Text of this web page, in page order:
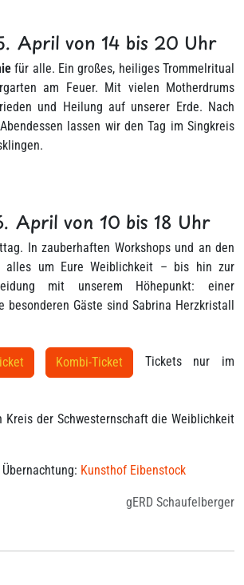
April von 14 bis 20 Uhr
für alle. Ein großes, heiliges Trommelritual
am Feuer. Mit vielen Motherdrums
und Heilung auf unserer Erde. Nach
lassen wir den Tag im Singkreis
April von 10 bis 18 Uhr
In zauberhaften Workshops und an den
alles um Eure Weiblichkeit – bis hin zur
mit unserem Höhepunkt: einer
besonderen Gäste sind Sabrina Herzkristall
Kombi-Ticket
Tickets nur im
Kreis der Schwesternschaft die Weiblichkeit
Kunsthof Eibenstock
gERD Schaufelberger